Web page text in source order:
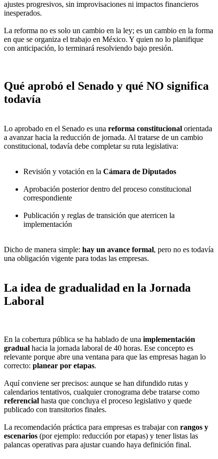
ajustes progresivos, sin improvisaciones ni impactos financieros
inesperados.
La reforma no es solo un cambio en la ley; es un cambio en la forma
en que se organiza el trabajo en México. Y quien no lo planifique
con anticipación, lo terminará resolviendo bajo presión.
Qué aprobó el Senado y qué NO significa
todavía
Lo aprobado en el Senado es una reforma constitucional orientada
a avanzar hacia la reducción de jornada. Al tratarse de un cambio
constitucional, todavía debe completar su ruta legislativa:
Revisión y votación en la Cámara de Diputados
Aprobación posterior dentro del proceso constitucional
correspondiente
Publicación y reglas de transición que aterricen la
implementación
Dicho de manera simple: hay un avance formal, pero no es todavía
una obligación vigente para todas las empresas.
La idea de gradualidad en la Jornada
Laboral
En la cobertura pública se ha hablado de una implementación
gradual hacia la jornada laboral de 40 horas. Ese concepto es
relevante porque abre una ventana para que las empresas hagan lo
correcto: planear por etapas.
Aquí conviene ser precisos: aunque se han difundido rutas y
calendarios tentativos, cualquier cronograma debe tratarse como
referencial hasta que concluya el proceso legislativo y quede
publicado con transitorios finales.
La recomendación práctica para empresas es trabajar con rangos y
escenarios (por ejemplo: reducción por etapas) y tener listas las
palancas operativas para ajustar cuando haya definición final.